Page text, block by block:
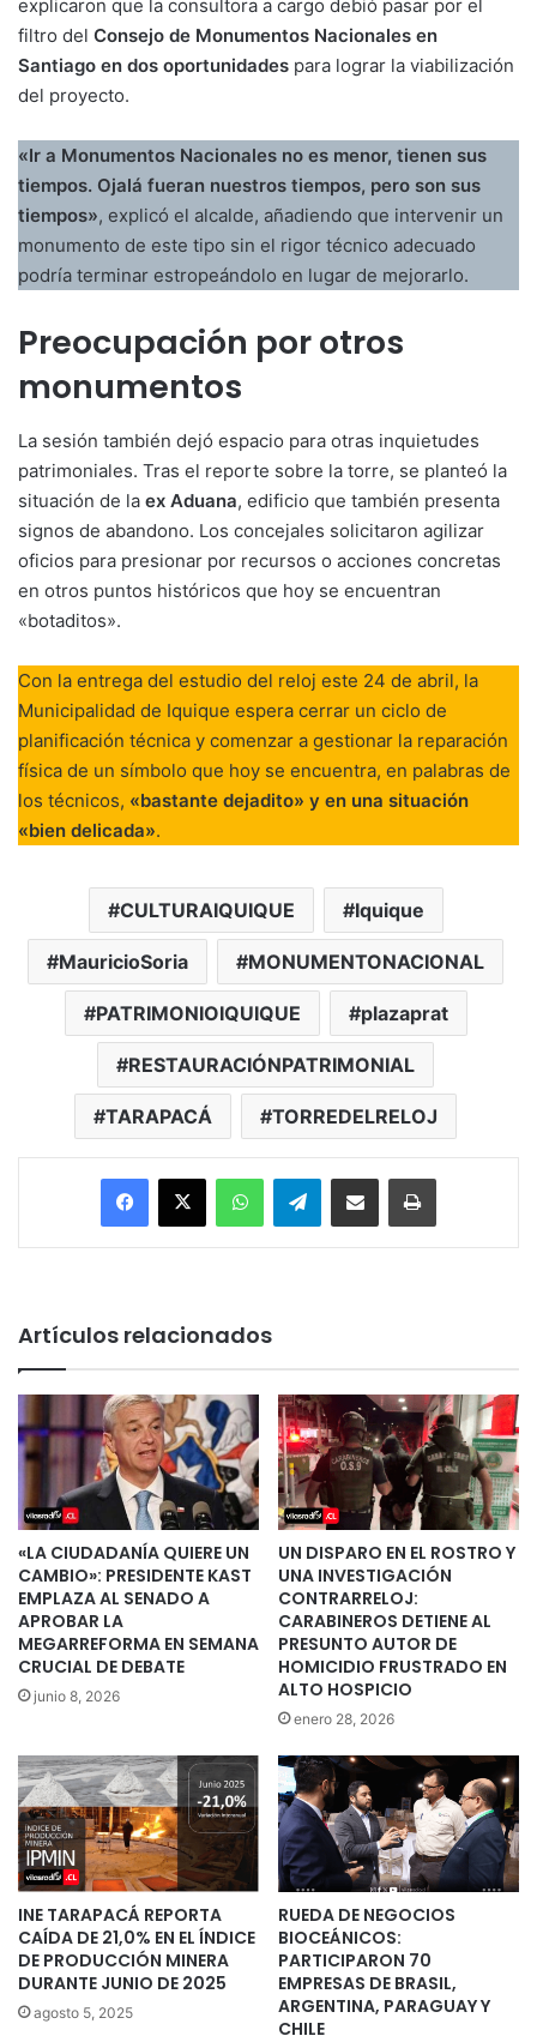
explicaron que la consultora a cargo debió pasar por el
filtro del Consejo de Monumentos Nacionales en
Santiago en dos oportunidades para lograr la viabilización
del proyecto.
«Ir a Monumentos Nacionales no es menor, tienen sus
tiempos. Ojalá fueran nuestros tiempos, pero son sus
tiempos», explicó el alcalde, añadiendo que intervenir un
monumento de este tipo sin el rigor técnico adecuado
podría terminar estropeándolo en lugar de mejorarlo.
Preocupación por otros
monumentos
La sesión también dejó espacio para otras inquietudes
patrimoniales. Tras el reporte sobre la torre, se planteó la
situación de la ex Aduana, edificio que también presenta
signos de abandono. Los concejales solicitaron agilizar
oficios para presionar por recursos o acciones concretas
en otros puntos históricos que hoy se encuentran
«botaditos».
Con la entrega del estudio del reloj este 24 de abril, la
Municipalidad de Iquique espera cerrar un ciclo de
planificación técnica y comenzar a gestionar la reparación
física de un símbolo que hoy se encuentra, en palabras de
los técnicos, «bastante dejadito» y en una situación
«bien delicada».
CULTURAIQUIQUE Iquique
MauricioSoria MONUMENTONACIONAL
PATRIMONIOIQUIQUE plazaprat
RESTAURACIÓNPATRIMONIAL
TARAPACÁ TORREDELRELOJ
Facebook
X WhatsAppTelegramEnviar vía email Imprimir
Artículos relacionados
«LA CIUDADANÍA QUIERE UN
CAMBIO»: PRESIDENTE KAST
EMPLAZA AL SENADO A
APROBAR LA
MEGARREFORMA EN SEMANA
CRUCIAL DE DEBATE
junio 8, 2026
UN DISPARO EN EL ROSTRO Y
UNA INVESTIGACIÓN
CONTRARRELOJ:
CARABINEROS DETIENE AL
PRESUNTO AUTOR DE
HOMICIDIO FRUSTRADO EN
ALTO HOSPICIO
enero 28, 2026
INE TARAPACÁ REPORTA
CAÍDA DE 21,0% EN EL ÍNDICE
DE PRODUCCIÓN MINERA
DURANTE JUNIO DE 2025
agosto 5, 2025
RUEDA DE NEGOCIOS
BIOCEÁNICOS:
PARTICIPARON 70
EMPRESAS DE BRASIL,
ARGENTINA, PARAGUAY Y
CHILE